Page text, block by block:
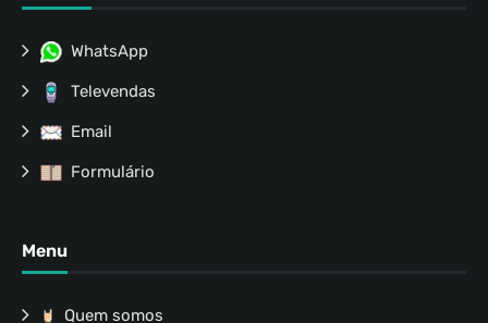
WhatsApp
Televendas
Email
Formulário
Menu
Quem somos